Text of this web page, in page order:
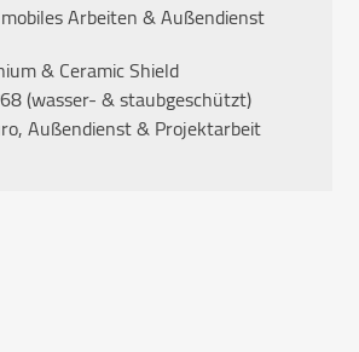
Arbeiten & Außendienst
& Ceramic Shield
(wasser- & staubgeschützt)
Außendienst & Projektarbeit